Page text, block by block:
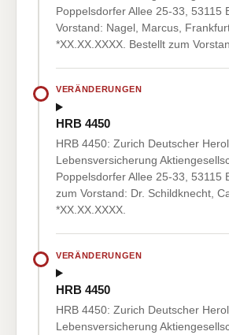
Poppelsdorfer Allee 25-33, 53115
Vorstand: Nagel, Marcus,
*XX.XX.XXXX. Bestellt zum
VERÄNDERUNGEN
HRB 4450
HRB 4450: Zurich Deutscher
Lebensversicherung
Poppelsdorfer Allee 25-33, 53115
zum Vorstand: Dr. Schildknecht,
*XX.XX.XXXX.
VERÄNDERUNGEN
HRB 4450
HRB 4450: Zurich Deutscher
Lebensversicherung